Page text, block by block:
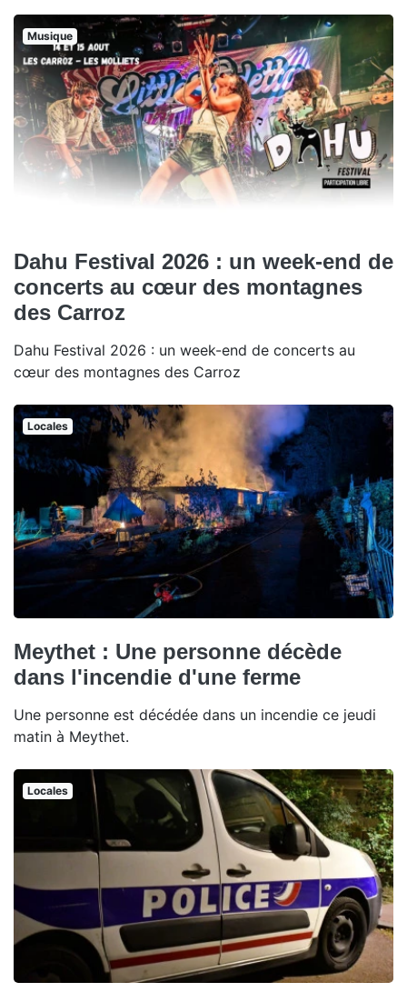
Musique
Dahu Festival 2026 : un week-end de
concerts au cœur des montagnes
des Carroz
Dahu Festival 2026 : un week-end de concerts au
cœur des montagnes des Carroz
Locales
Meythet : Une personne décède
dans l'incendie d'une ferme
Une personne est décédée dans un incendie ce jeudi
matin à Meythet.
Locales